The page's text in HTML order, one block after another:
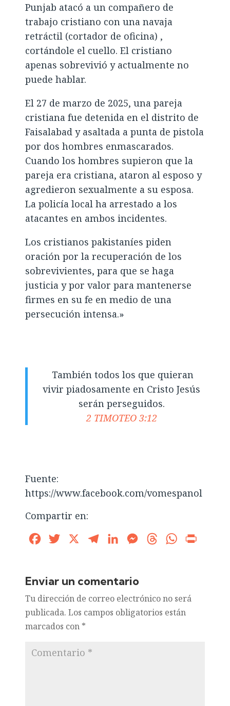
Punjab atacó a un compañero de
trabajo cristiano con una navaja
retráctil (cortador de oficina) ,
cortándole el cuello. El cristiano
apenas sobrevivió y actualmente no
puede hablar.
El 27 de marzo de 2025, una pareja
cristiana fue detenida en el distrito de
Faisalabad y asaltada a punta de pistola
por dos hombres enmascarados.
Cuando los hombres supieron que la
pareja era cristiana, ataron al esposo y
agredieron sexualmente a su esposa.
La policía local ha arrestado a los
atacantes en ambos incidentes.
Los cristianos pakistaníes piden
oración por la recuperación de los
sobrevivientes, para que se haga
justicia y por valor para mantenerse
firmes en su fe en medio de una
persecución intensa.»
También todos los que quieran
vivir piadosamente en Cristo Jesús
serán perseguidos.
2 TIMOTEO 3:12
Fuente:
https://www.facebook.com/vomespanol
Compartir en:
FacebookTwitter TelegramLinkedInMessengerThreadsWhatsApp
Enviar un comentario
Tu dirección de correo electrónico no será
publicada. Los campos obligatorios están
marcados con *